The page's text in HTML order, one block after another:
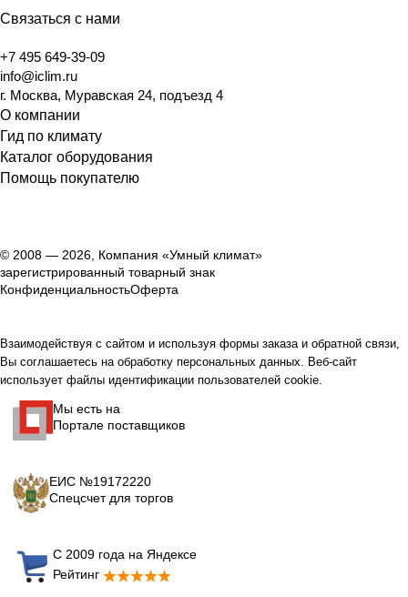
Связаться с нами
+7 495 649-39-09
info@iclim.ru
г. Москва, Муравская 24, подъезд 4
О компании
Гид по климату
Каталог оборудования
Помощь покупателю
© 2008 — 2026, Компания «Умный климат»
зарегистрированный товарный знак
КонфиденциальностьОферта
Взаимодействуя с сайтом и используя формы заказа и обратной связи,
Вы соглашаетесь на обработку персональных данных. Веб-сайт
использует файлы идентификации пользователей cookie.
Мы есть на
Портале поставщиков
ЕИС №19172220
Спецсчет для торгов
С 2009 года на Яндексе
Рейтинг